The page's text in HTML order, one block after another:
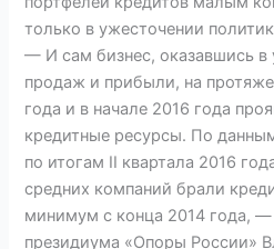
только в ужесточении
— И сам бизнес, оказавшись в
продаж и прибыли, на
года и в начале 2016 года
кредитные ресурсы. По
по итогам II квартала 2016
средних компаний брали
минимум с конца 2014 года,
президиума «Опоры России»